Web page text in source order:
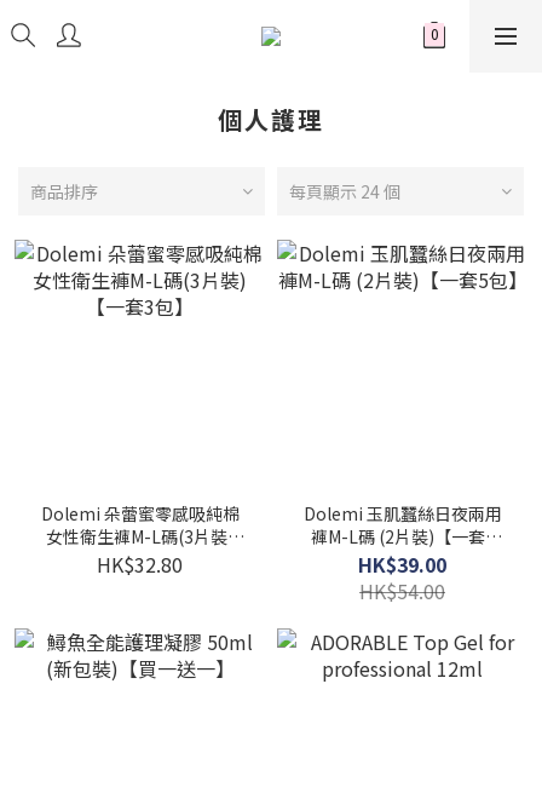
個人護理
商品排序 每頁顯示 24 個
Dolemi 朵蕾蜜零感吸純棉
女性衛生褲M-L碼(3片裝)
【一套3包】
HK$32.80
Dolemi 玉肌蠶絲日夜兩用
褲M-L碼 (2片裝)【一套5
包】
HK$39.00
HK$54.00